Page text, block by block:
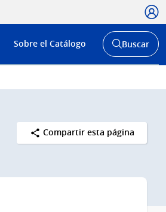
Menú
de
Sobre el Catálogo
Abrir
buscador
Buscar
Compartir esta página